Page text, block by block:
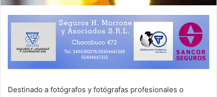
Destinado a fotógrafos y fotógrafas profesionales o